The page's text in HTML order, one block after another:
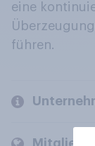
eine
führen.